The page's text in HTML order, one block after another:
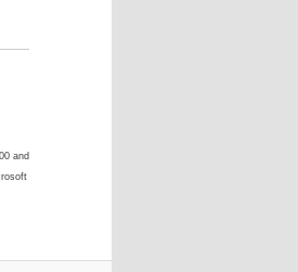
and